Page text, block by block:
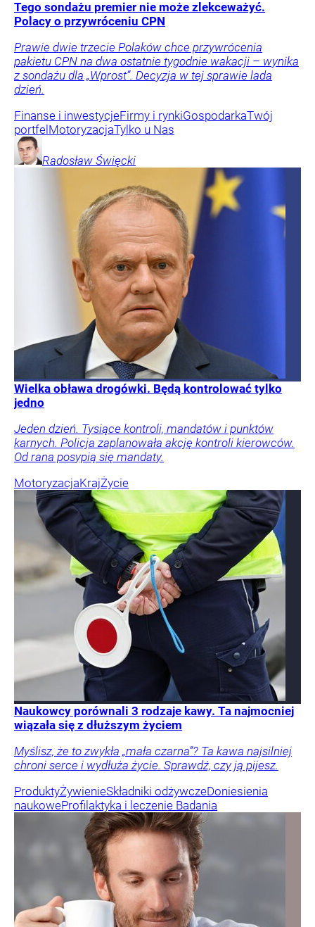
Tego sondażu premier nie może zlekceważyć.
Polacy o przywróceniu CPN
Prawie dwie trzecie Polaków chce przywrócenia
pakietu CPN na dwa ostatnie tygodnie wakacji – wynika
z sondażu dla „Wprost”. Decyzja w tej sprawie lada
dzień.
Finanse i inwestycjeFirmy i rynkiGospodarkaTwój
portfel MotoryzacjaTylko u Nas
Radosław Święcki
Wielka obława drogówki. Będą kontrolować tylko
jedno
Jeden dzień. Tysiące kontroli, mandatów i punktów
karnych. Policja zaplanowała akcję kontroli kierowców.
Od rana posypią się mandaty.
MotoryzacjaKrajŻycie
Naukowcy porównali 3 rodzaje kawy. Ta najmocniej
wiązała się z dłuższym życiem
Myślisz, że to zwykła „mała czarna”? Ta kawa najsilniej
chroni serce i wydłuża życie. Sprawdź, czy ją pijesz.
ProduktyŻywienieSkładniki odżywczeDoniesienia
naukoweProfilaktyka i leczenie Badania